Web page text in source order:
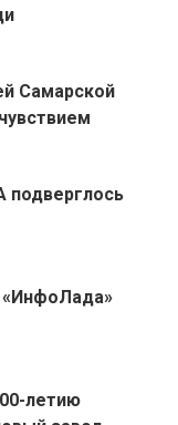
Самарской
подверглось
«ИнфоЛада»
летию